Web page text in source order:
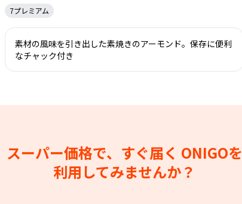
7プレミアム
素材の風味を引き出した素焼きのアーモンド。保存に便利
なチャック付き
スーパー価格で、すぐ届く ONIGOを
利用してみませんか？